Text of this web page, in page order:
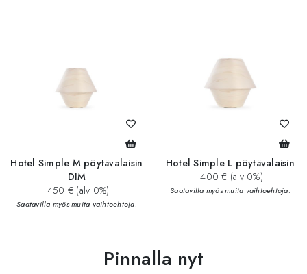
Hotel Simple M pöytävalaisin
DIM
450 € (alv 0%)
Saatavilla myös muita vaihtoehtoja.
Hotel Simple L pöytävalaisin
400 € (alv 0%)
Saatavilla myös muita vaihtoehtoja.
Pinnalla nyt